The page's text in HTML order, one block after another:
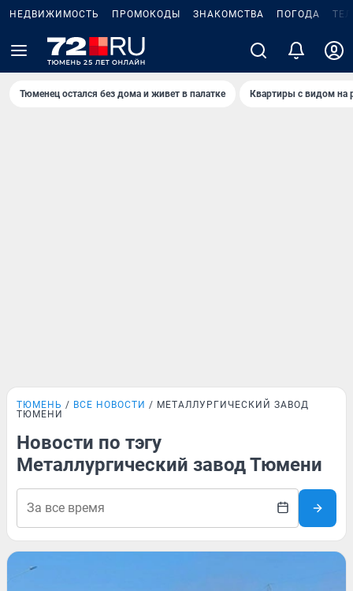
НЕДВИЖИМОСТЬ ПРОМОКОДЫ ЗНАКОМСТВА ПОГОДА
Тюменец остался без дома и живет в палатке Квартиры с видом на
ТЮМЕНЬ ВСЕ НОВОСТИ
МЕТАЛЛУРГИЧЕСКИЙ ЗАВОД
ТЮМЕНИ
Новости по тэгу
Металлургический завод Тюмени